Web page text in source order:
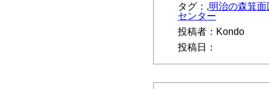
タグ：,明治の森箕
センター
投稿者：Kondo
投稿日：